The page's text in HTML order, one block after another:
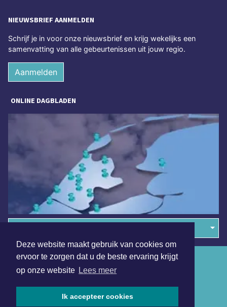
Deze website maakt gebruik van cookies om
ervoor te zorgen dat u de beste ervaring krijgt
op onze website Lees meer
Ik accepteer cookies
NIEUWSBRIEF AANMELDEN
Schrijf je in voor onze nieuwsbrief en krijg wekelijks een
samenvatting van alle gebeurtenissen uit jouw regio.
Aanmelden
ONLINE DAGBLADEN
Algemene voorwaarden
Disclaimer
Privacy Statement